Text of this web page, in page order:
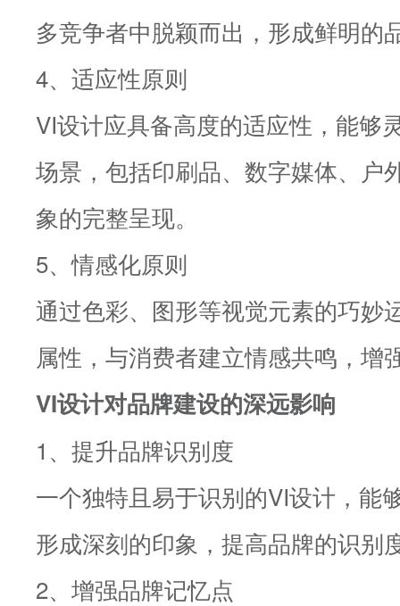
多竞争者中脱颖而出，形成鲜明的
4、适应性原则
VI设计应具备高度的适应性，能够
场景，包括印刷品、数字媒体、户
象的完整呈现。
5、情感化原则
通过色彩、图形等视觉元素的巧妙
属性，与消费者建立情感共鸣，增
VI设计对品牌建设的深远影响
1、提升品牌识别度
一个独特且易于识别的VI设计，能
形成深刻的印象，提高品牌的识别
2、增强品牌记忆点